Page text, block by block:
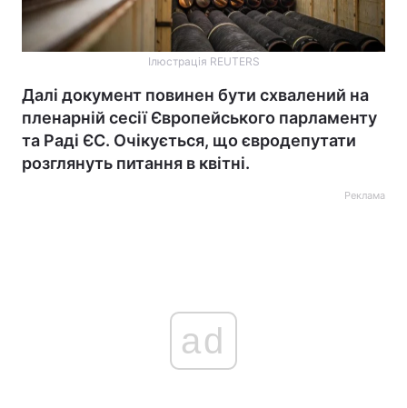
Ілюстрація REUTERS
Далі документ повинен бути схвалений на
пленарній сесії Європейського парламенту
та Раді ЄС. Очікується, що євродепутати
розглянуть питання в квітні.
Реклама
ad